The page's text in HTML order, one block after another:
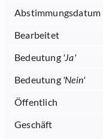
Abstimmungsdatum
Bearbeitet
Bedeutung 'Ja'
Bedeutung 'Nein'
Öffentlich
Geschäft